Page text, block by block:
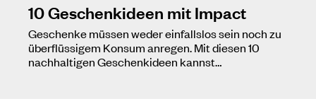
10 Geschenkideen mit Impact
Geschenke müssen weder einfallslos sein noch zu
überflüssigem Konsum anregen. Mit diesen 10
nachhaltigen Geschenkideen kannst…